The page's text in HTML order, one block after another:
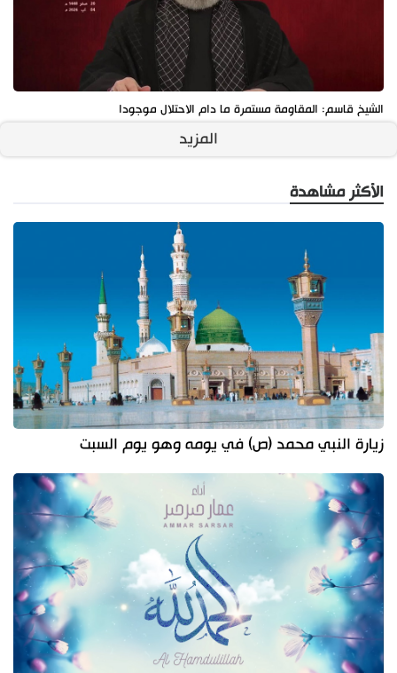
الشيخ قاسم: المقاومة مستمرة ما دام الاحتلال موجودا
المزيد
الأكثر مشاهدة
زيارة النبي محمد (ص) في يومه وهو يوم السبت